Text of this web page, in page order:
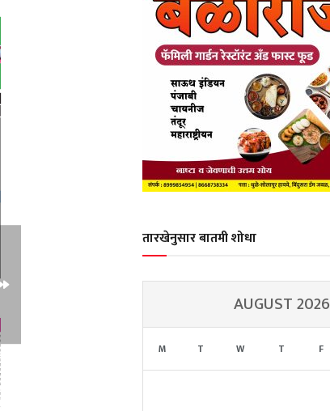
तारखेनुसार बातमी शोधा
AUGUST 2026
M T W T F